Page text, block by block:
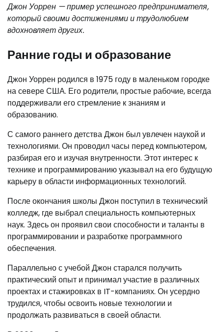
Джон Уоррен — пример успешного предпринимателя,
который своими достижениями и трудолюбием
вдохновляет других.
Ранние годы и образование
Джон Уоррен родился в 1975 году в маленьком городке
на севере США. Его родители, простые рабочие, всегда
поддерживали его стремление к знаниям и
образованию.
С самого раннего детства Джон был увлечен наукой и
технологиями. Он проводил часы перед компьютером,
разбирая его и изучая внутренности. Этот интерес к
технике и программированию указывал на его будущую
карьеру в области информационных технологий.
После окончания школы Джон поступил в технический
колледж, где выбрал специальность компьютерных
наук. Здесь он проявил свои способности и таланты в
программировании и разработке программного
обеспечения.
Параллельно с учебой Джон старался получить
практический опыт и принимал участие в различных
проектах и стажировках в IT-компаниях. Он усердно
трудился, чтобы освоить новые технологии и
продолжать развиваться в своей области.